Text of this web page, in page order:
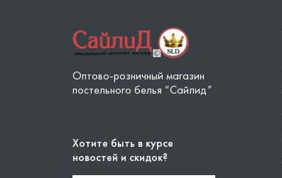
Оптово-розничный магазин
постельного белья “Сайлид”
Хотите быть в курсе
новостей и скидок?